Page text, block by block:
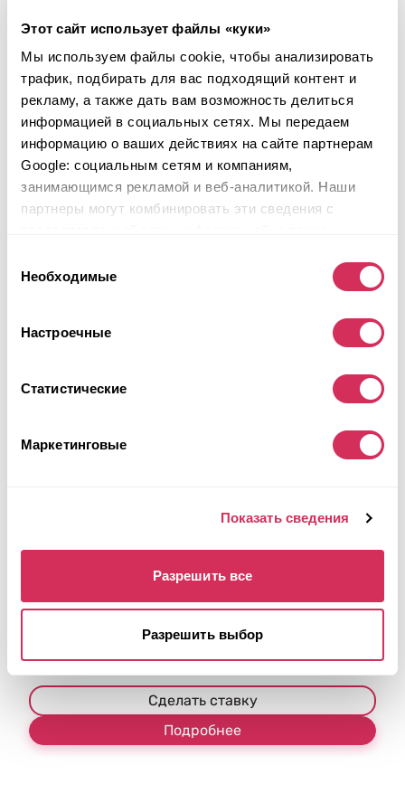
Этот сайт использует файлы «куки»
Мы используем файлы cookie, чтобы анализировать
трафик, подбирать для вас подходящий контент и
рекламу, а также дать вам возможность делиться
информацией в социальных сетях. Мы передаем
информацию о ваших действиях на сайте партнерам
Google: социальным сетям и компаниям,
занимающимся рекламой и веб-аналитикой. Наши
партнеры могут комбинировать эти сведения с
вами их сервисов.
согласия
Необходимые
Настроечные
Статистические
Маркетинговые
Показать сведения
Разрешить все
Разрешить выбор
Аукцион завершился19часов назад
Подобрать похожий
Подробнее
Бензин
Неизвестно
1,800 см³
2019
3дня
Текущая ставка:
$0
Сделать ставку
Подробнее